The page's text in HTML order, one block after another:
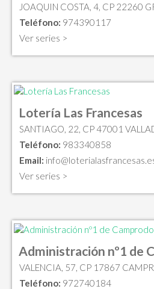
JOAQUIN COSTA, 4, CP 22260
Teléfono: 974390117
Ver series >
Lotería Las Francesas
SANTIAGO, 22, CP 47001
Teléfono: 983340858
Email:
Ver series >
Administración nº1 de
VALENCIA, 57, CP 17867
Teléfono: 972740184